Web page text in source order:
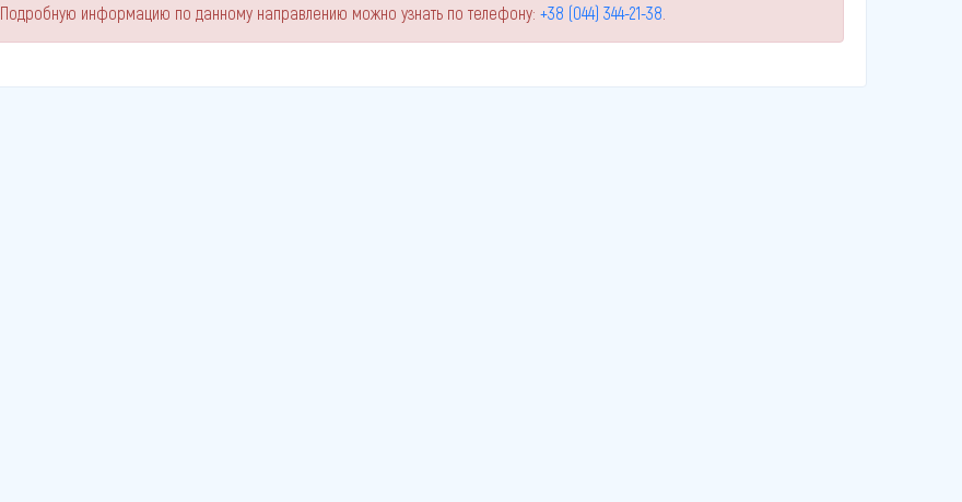
Подробную информацию по данному направлению можно узнать по телефону: +38 (044) 344-21-38